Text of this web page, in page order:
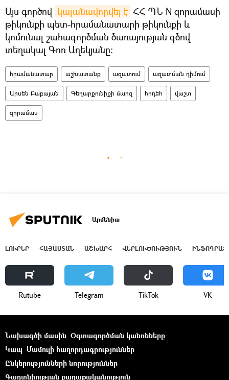
Այս գործով կալանավորվել է ՀՀ ՊՆ N զորամասի
թիկունքի պետ-հրամանատարի թիկունքի և
կոմունալ շահագործման ծառայության գծով
տեղակալ Գոռ Աղեկյանը։
հրամանատար աշխատանք ազատում ազատման դիմում
Արսեն Բաբայան Գեղարքունիքի մարզ հրդեհ վաշտ
զորամաս
Արմենիա
ԼՈՒՐԵՐ ՀԱՅԱՍՏԱՆ ԱՇԽԱՐՀ ՎԵՐԼՈՒԾՈՒԹՅՈՒՆ
Rutube Telegram ТikТоk VK
Նախագծի մասին Օգտագործման կանոնները
Կապ Մամուլի հաղորդագրություններ
Ընկերությունների նորություններ
Գաղտնիության քաղաքականություն